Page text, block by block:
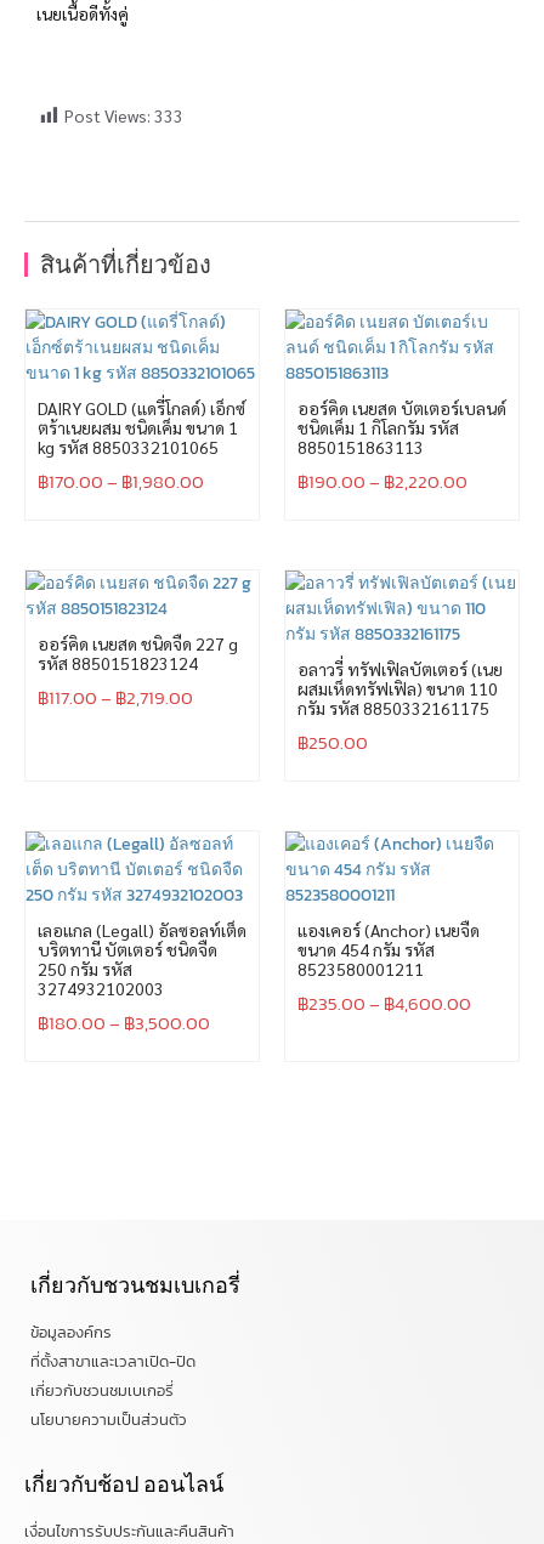
เนยเนื้อดีทั้งคู่
Post Views: 333
สินค้าที่เกี่ยวข้อง
DAIRY GOLD (แดรี่โกลด์) เอ็กซ์
ตร้าเนยผสม ชนิดเค็ม ขนาด 1
kg รหัส 8850332101065
฿170.00– ฿1,980.00
ออร์คิด เนยสด บัตเตอร์เบลนด์
ชนิดเค็ม 1 กิโลกรัม รหัส
8850151863113
฿190.00– ฿2,220.00
ออร์คิด เนยสด ชนิดจืด 227 g
รหัส 8850151823124
฿117.00– ฿2,719.00
อลาวรี่ ทรัฟเฟิลบัตเตอร์ (เนย
ผสมเห็ดทรัฟเฟิล) ขนาด 110
กรัม รหัส 8850332161175
฿250.00
เลอแกล (Legall) อัลซอลท์เต็ด
บริตทานี บัตเตอร์ ชนิดจืด
250 กรัม รหัส
3274932102003
฿180.00– ฿3,500.00
แองเคอร์ (Anchor) เนยจืด
ขนาด 454 กรัม รหัส
8523580001211
฿235.00– ฿4,600.00
เกี่ยวกับชวนชมเบเกอรี่
ข้อมูลองค์กร
ที่ตั้งสาขาและเวลาเปิด-ปิด
เกี่ยวกับชวนชมเบเกอรี่
นโยบายความเป็นส่วนตัว
เกี่ยวกับช้อป ออนไลน์
เงื่อนไขการรับประกันและคืนสินค้า